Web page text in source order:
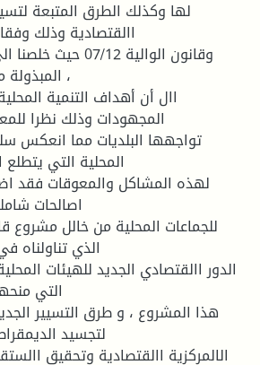
لها وكذلك الطرق المتبعة
وقانون الوالية 07/
اال أن أهداف التنمية
المجهودات وذلك نظرا
تواجهها البلديات مما انعكس
المحلية التي
لهذه المشاكل والمعوقات فقد
اصالحات
للجماعات المحلية من خالل مشروع
الذي تناولناه
الدور االقتصادي الجديد للهيئات
التي
هذا المشروع ، و طرق التسيير
لتجسيد
الالمركزية االقتصادية وتحقيق